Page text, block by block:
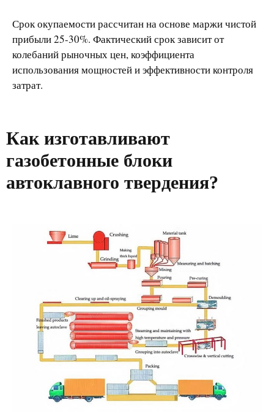
Срок окупаемости рассчитан на основе маржи чистой
прибыли 25-30%. Фактический срок зависит от
колебаний рыночных цен, коэффициента
использования мощностей и эффективности контроля
затрат.
Как изготавливают
газобетонные блоки
автоклавного твердения?